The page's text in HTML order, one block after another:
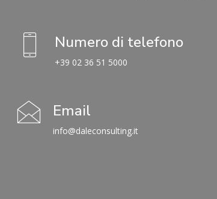
Numero di telefono
+39 02 36 51 5000
Email
info@daleconsulting.it